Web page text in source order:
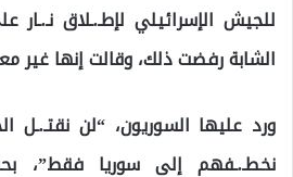
للجيش الإسرائيلي لإطـ.ـلاق نـ.ـار
الشابة رفضت ذلك، وقالت إنها غير
ورد عليها السوريون، “لن نقتـ.ـل
نخطـ.ـفهم إلى سوريا فقط”،